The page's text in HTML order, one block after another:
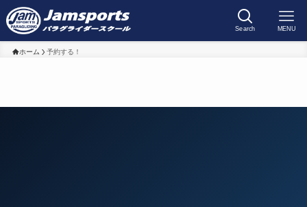
Search MENU
ホーム 予約する！